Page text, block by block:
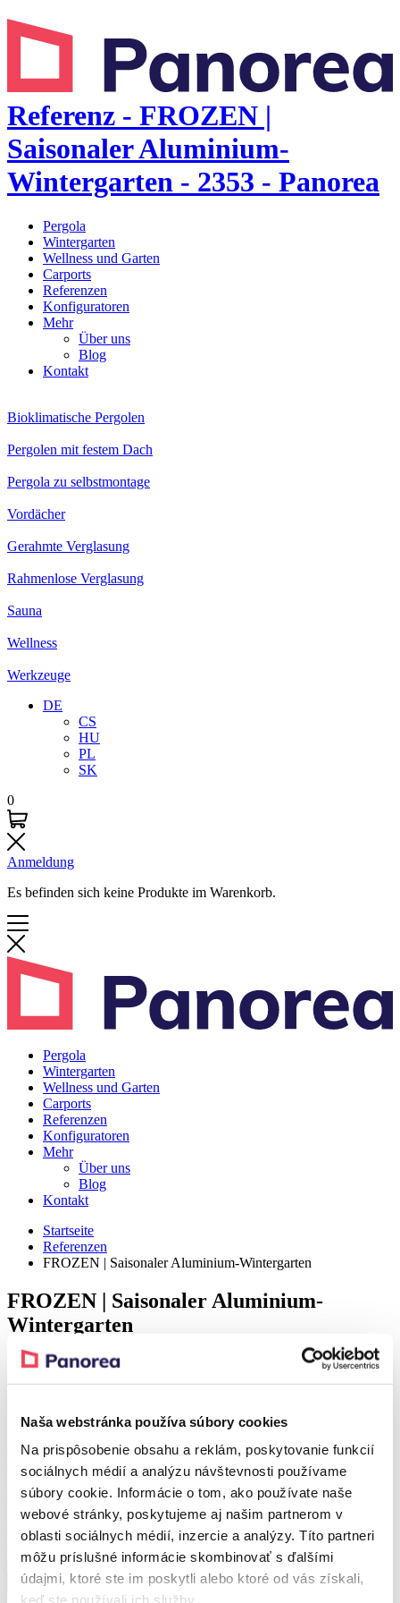
Naša webstránka používa súbory cookies
Na prispôsobenie obsahu a reklám, poskytovanie funkcií
sociálnych médií a analýzu návštevnosti používame
súbory cookie. Informácie o tom, ako používate naše
webové stránky, poskytujeme aj našim partnerom v
oblasti sociálnych médií, inzercie a analýzy. Títo partneri
môžu príslušné informácie skombinovať s ďalšími
údajmi, ktoré ste im poskytli alebo ktoré od vás získali,
keď ste používali ich služby.
Referenz - FROZEN |
Saisonaler Aluminium-
Wintergarten - 2353 - Panorea
Pergola
Wintergarten
Wellness und Garten
Carports
Referenzen
Konfiguratoren
Mehr
Über uns
Blog
Kontakt
Bioklimatische Pergolen
Pergolen mit festem Dach
Pergola zu selbstmontage
Vordächer
Gerahmte Verglasung
Rahmenlose Verglasung
Sauna
Wellness
Werkzeuge
DE
CS
HU
PL
SK
0
Anmeldung
Es befinden sich keine Produkte im Warenkorb.
Pergola
Wintergarten
Wellness und Garten
Carports
Referenzen
Konfiguratoren
Mehr
Über uns
Blog
Kontakt
Startseite
Referenzen
FROZEN | Saisonaler Aluminium-Wintergarten
FROZEN | Saisonaler Aluminium-
Wintergarten
Detail
Realization – Poprad
Produkt aus der Referenz
Rabatt 38 %
FROZEN
Saisonaler Aluminium-Wintergarten
Ab10.754,42€Ab 6.721,42€